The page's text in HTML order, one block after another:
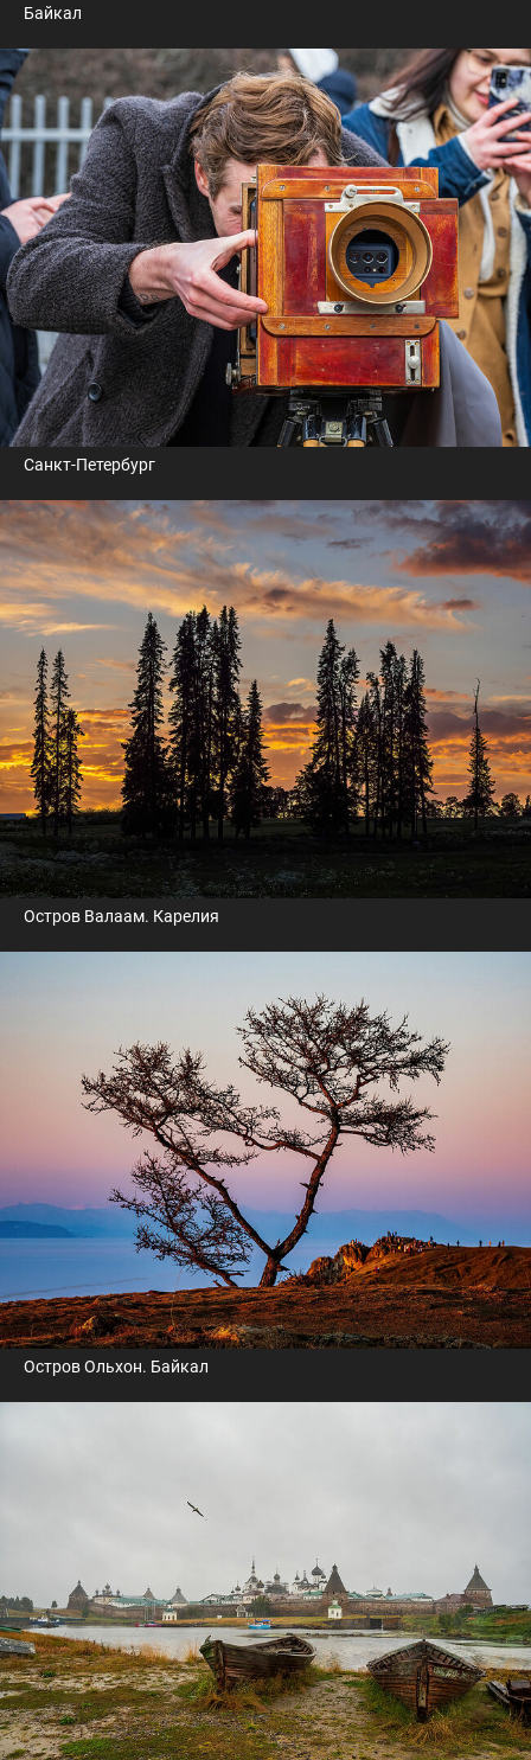
Байкал
Санкт-Петербург
Остров Валаам. Карелия
Остров Ольхон. Байкал